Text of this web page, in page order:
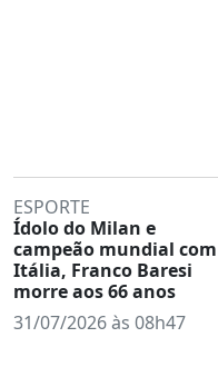
ESPORTE
Ídolo do Milan e
campeão mundial
Itália, Franco Baresi
morre aos 66 anos
31/07/2026 às 08h47